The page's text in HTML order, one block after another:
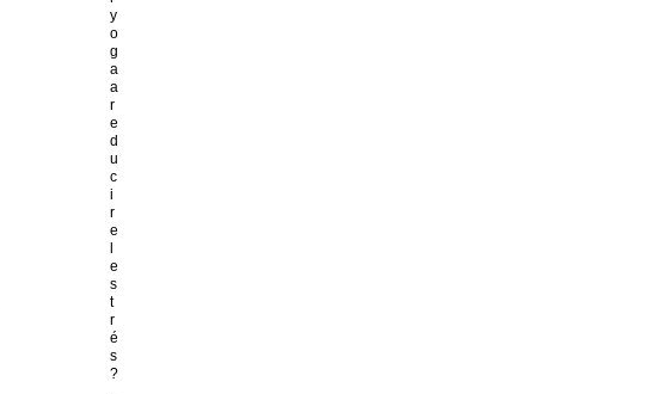
y
o
g
a
a
r
e
d
u
c
i
r
e
e
s
t
r
é
s
?